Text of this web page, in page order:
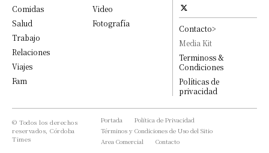
Comidas
Salud
Trabajo
Relaciones
Viajes
Fam
Video
Fotografía
Contacto>
Media Kit
Terminoss &
Condiciones
Políticas de
privacidad
© Todos los derechos
reservados, Córdoba
Times
Portada
Política de Privacidad
Términos y Condiciones de Uso del Sitio
Area Comercial
Contacto